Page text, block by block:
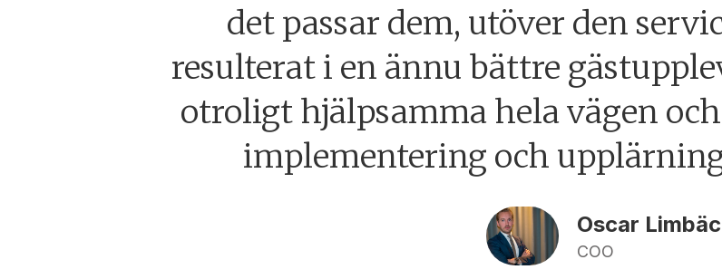
det passar dem, utöver den
resulterat i en ännu bättre
otroligt hjälpsamma hela vägen
implementering och
Oscar
COO